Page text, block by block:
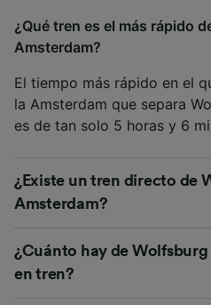
¿Qué tren es el más rápido
Amsterdam?
El tiempo más rápido en el
la Amsterdam que separa
es de tan solo 5 horas y 6
¿Existe un tren directo de
Amsterdam?
¿Cuánto hay de
en tren?